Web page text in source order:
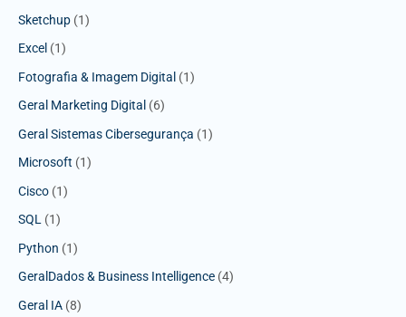
Sketchup (1)
Excel (1)
Fotografia & Imagem Digital (1)
Geral Marketing Digital (6)
Geral Sistemas Cibersegurança (1)
Microsoft (1)
Cisco (1)
SQL (1)
Python (1)
GeralDados & Business Intelligence (4)
Geral IA (8)